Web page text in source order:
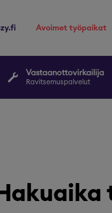
avoimet työpaikat
Vastaanottovirkailija
Ravitsemuspalvelut